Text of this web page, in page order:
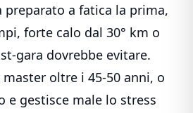
a fatica la prima,
forte calo dal 30° km o
gara dovrebbe evitare.
oltre i 45-50 anni, o
e gestisce male lo stress